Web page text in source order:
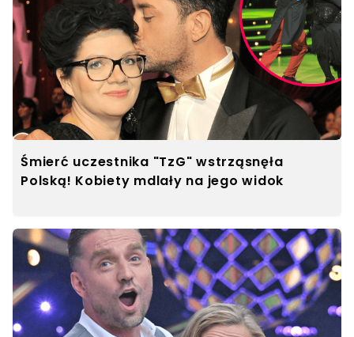
Śmierć uczestnika "TzG" wstrząsnęła
Polską! Kobiety mdlały na jego widok